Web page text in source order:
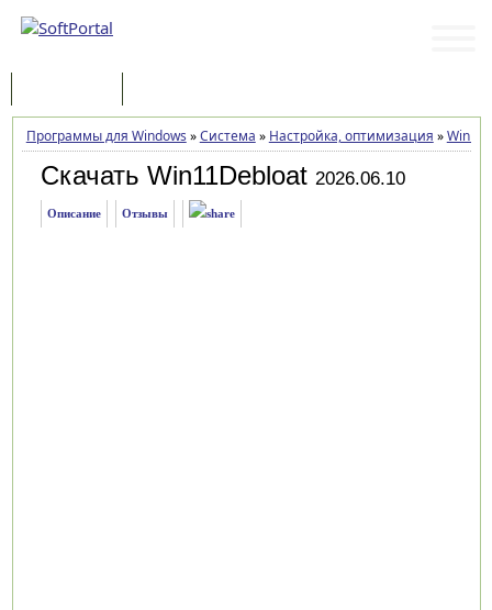
Программы для Windows »Система » Настройка, оптимизация »
Скачать Win11Debloat 2026.06.10
Описание Отзывы